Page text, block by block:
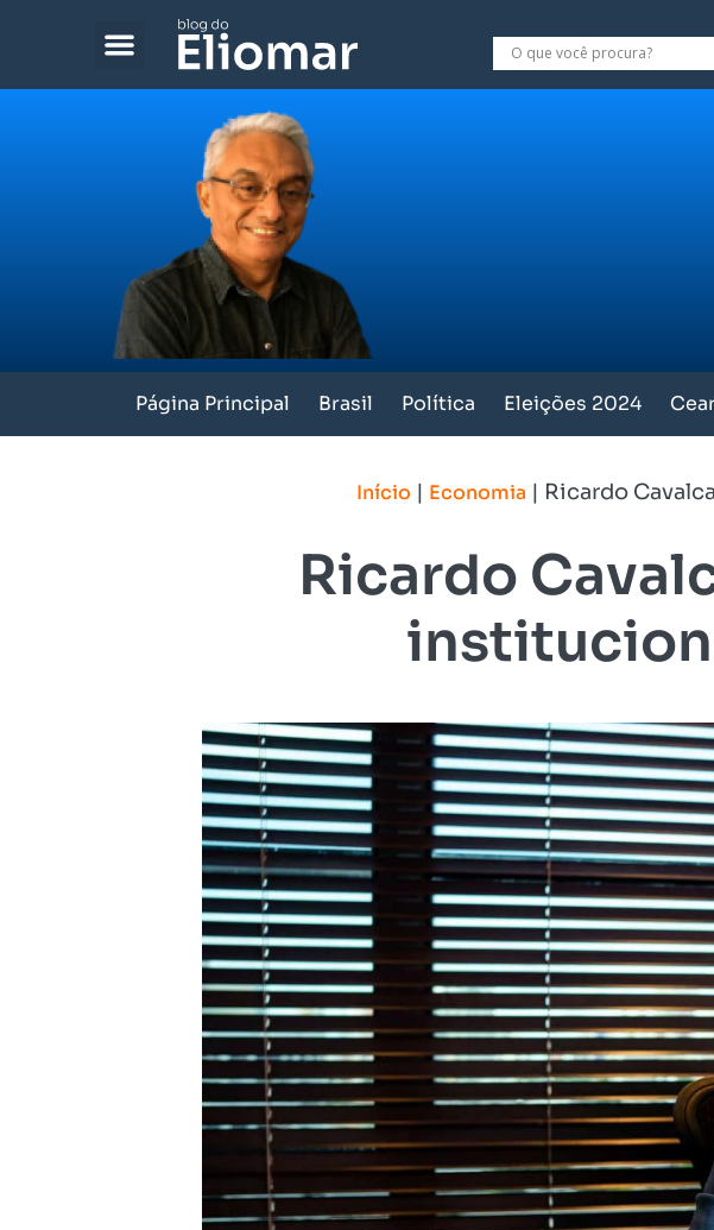
Página Principal Brasil Política Eleições 2024
Início | Economia | Ricardo
Ricardo